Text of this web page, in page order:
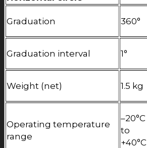
Graduation 360°
Graduation interval 1°
Weight (net) 1.5 kg
Operating temperature
range
–20°C
to
+40°C